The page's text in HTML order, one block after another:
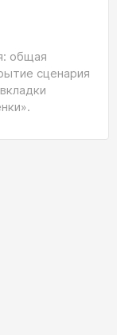
общая
сценария